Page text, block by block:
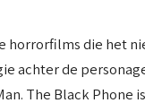
horrorfilms die het
achter de
The Black Phone